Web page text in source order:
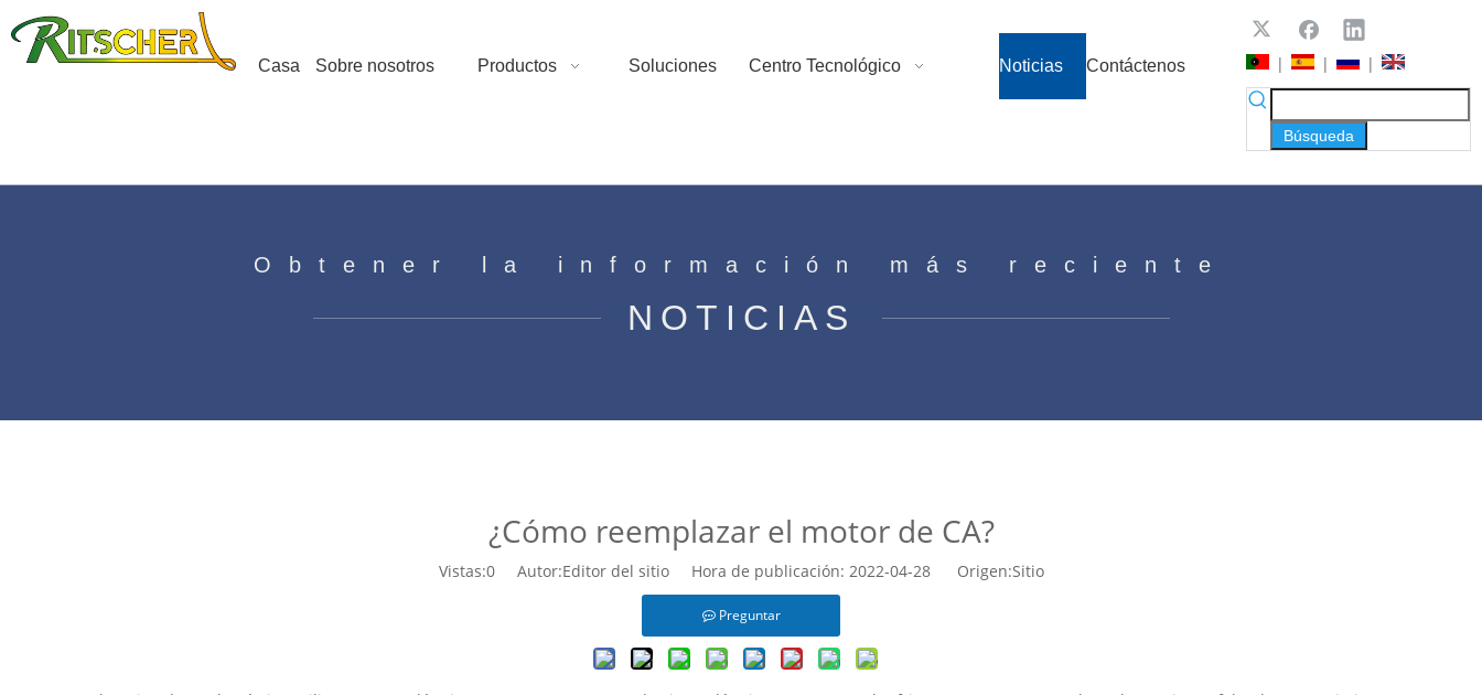
Casa Sobre nosotros Productos Soluciones Centro Tecnológico Noticias Contáctenos | | |
Búsqueda
Obtener la información más reciente
NOTICIAS
¿Cómo reemplazar el motor de CA?
Vistas:0Autor:Editor del sitio Hora de publicación: 2022-04-28 Origen:Sitio
Preguntar